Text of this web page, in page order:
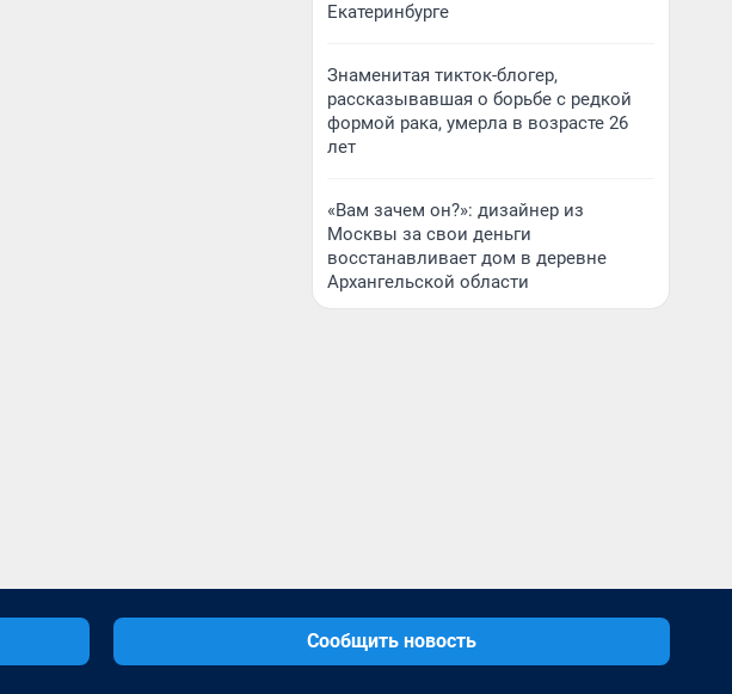
Екатеринбурге
Знаменитая тикток-блогер,
рассказывавшая о борьбе с редкой
формой рака, умерла в возрасте 26
лет
«Вам зачем он?»: дизайнер из
Москвы за свои деньги
восстанавливает дом в деревне
Архангельской области
Сообщить новость